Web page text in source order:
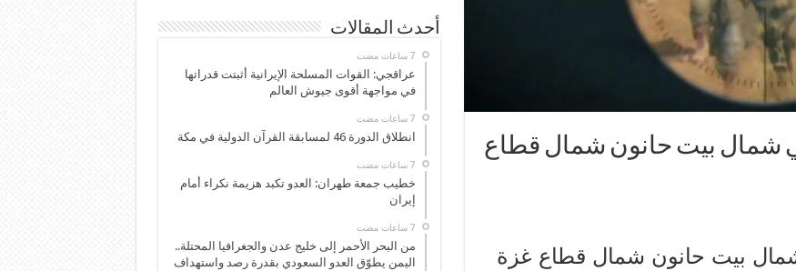
شمال بيت حانون شمال قطاع
بيت حانون شمال قطاع غزة
أحدث المقالات
عراقجي: القوات المسلحة الإيرانية أثبتت قدراتها
في مواجهة أقوى جيوش العالم
انطلاق الدورة 46 لمسابقة القرآن الدولية في مكة
خطيب جمعة طهران: العدو تكبد هزيمة نكراء أمام
إيران
من البحر الأحمر إلى خليج عدن والجغرافيا المحتلة..
اليمن يطوّق العدو السعودي بقدرة رصد واستهداف